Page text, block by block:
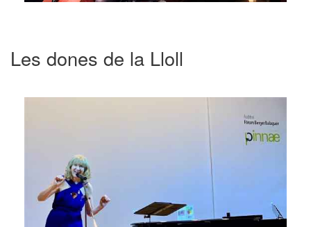
Les dones de la Lloll